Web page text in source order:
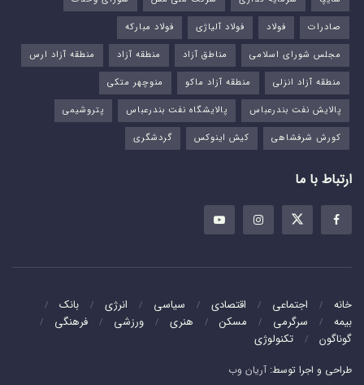
صادرات
فولاد فولاد آلیاژی
فولاد مبارکه
مجلس شورای اسلامی
مناطق آزاد منطقه آزاد
منطقه آزاد ارس
منطقه آزاد انزلی
منطقه آزاد ماکو
منوچهر متکی
پالایش نفت بندرعباس
پالایشگاه نفت بندرعباس
پتروشیمی
کورش شرفشاهی
کیش اینوکس گردشگری
ارتباط با ما
خانه اجتماعی اقتصادی سیاسی انرژی
بانک
بیمه
سرگرمی مسکن هنری ورزشی
فرهنگی
گوناگون
تکنولوژی
طراحی و اجرا توسط: آریان وب